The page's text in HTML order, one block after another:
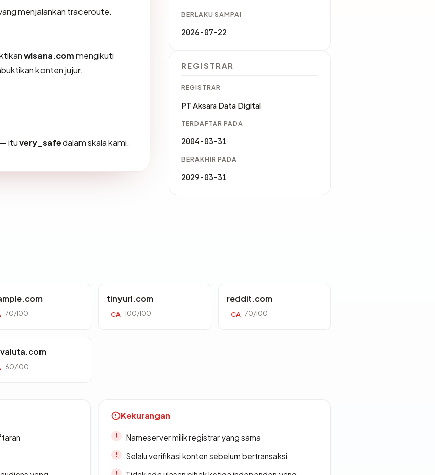
menjalankan traceroute.
wisana.commengikuti
konten jujur.
— ituvery_safedalam skala kami.
BERLAKU SAMPAI
2026-07-22
REGISTRAR
REGISTRAR
PT Aksara Data Digital
TERDAFTAR PADA
2004-03-31
BERAKHIR PADA
2029-03-31
70/100
tinyurl.com
CA 100/100
reddit.com
CA 70/100
60/100
Kekurangan
Nameserver milik registrar yang sama
Selalu verifikasi konten sebelum bertransaksi